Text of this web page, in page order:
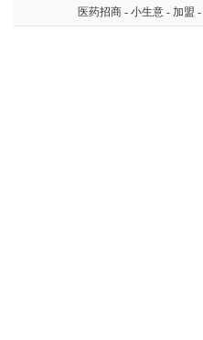
医药招商 - 小生意 - 加盟 -